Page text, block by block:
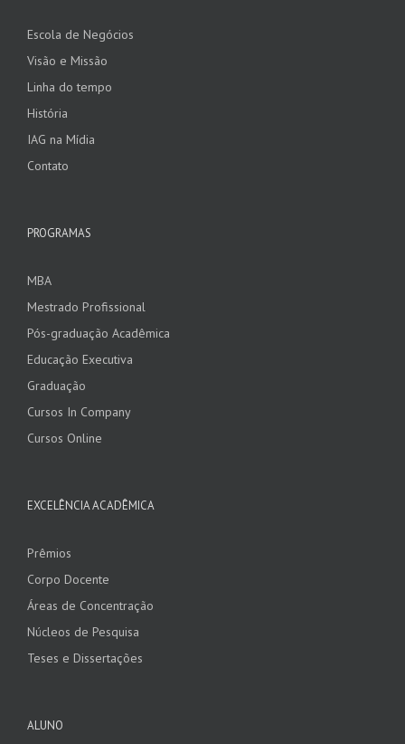
Escola de Negócios
Visão e Missão
Linha do tempo
História
IAG na Mídia
Contato
PROGRAMAS
MBA
Mestrado Profissional
Pós-graduação Acadêmica
Educação Executiva
Graduação
Cursos In Company
Cursos Online
EXCELÊNCIA ACADÊMICA
Prêmios
Corpo Docente
Áreas de Concentração
Núcleos de Pesquisa
Teses e Dissertações
ALUNO